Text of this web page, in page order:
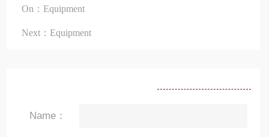
On：Equipment
Next：Equipment
Name：